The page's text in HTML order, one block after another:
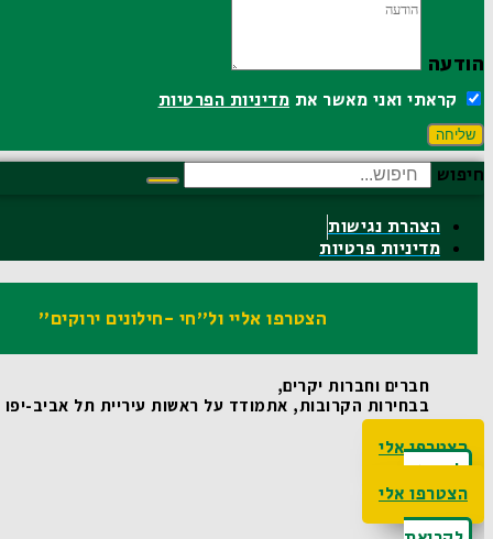
הודעה
קראתי ואני מאשר אתמדיניות הפרטיות
שליחה
חיפוש
הצהרת נגישות
מדיניות פרטיות
הצטרפו אליי ול"חי -חילונים ירוקים"
חברים וחברות יקרים,
בבחירות הקרובות, אתמודד על ראשות עיריית תל אביב-יפו
הצטרפו אלי
לקריאת
האג'נדה
הצטרפו אלי